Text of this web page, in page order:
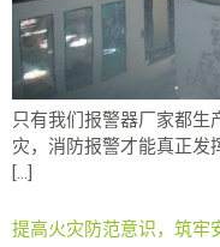
只有我们报警器厂家都生
灾，消防报警才能真正发
[…]
提高火灾防范意识，筑